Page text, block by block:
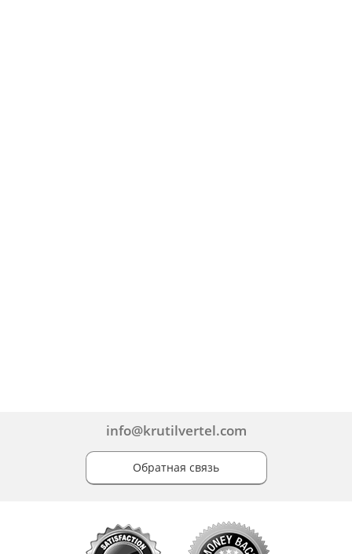
info@krutilvertel.com
Обратная связь